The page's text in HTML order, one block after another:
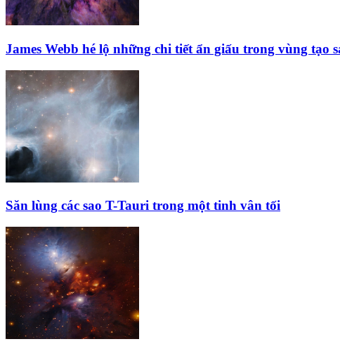
James Webb hé lộ những chi tiết ẩn giấu trong vùng tạo
Săn lùng các sao T-Tauri trong một tinh vân tối